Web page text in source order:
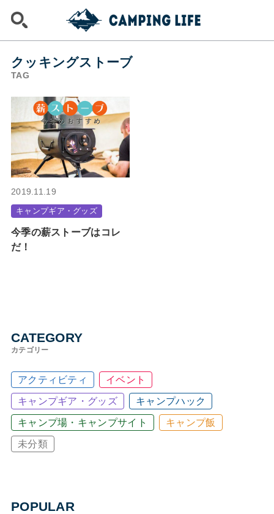
クッキングストーブ
TAG
2019.11.19
キャンプギア・グッズ
今季の薪ストーブはコレ
だ！
CATEGORY
カテゴリー
アクティビティ イベント
キャンプギア・グッズ キャンプハック
キャンプ場・キャンプサイト キャンプ飯
未分類
POPULAR